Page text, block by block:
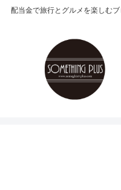
配当金で旅行とグルメを楽しむブ